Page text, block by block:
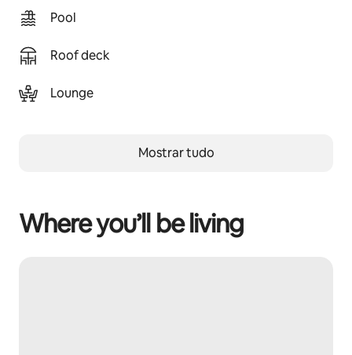
Pool
Roof deck
Lounge
Mostrar tudo
Where you’ll be living